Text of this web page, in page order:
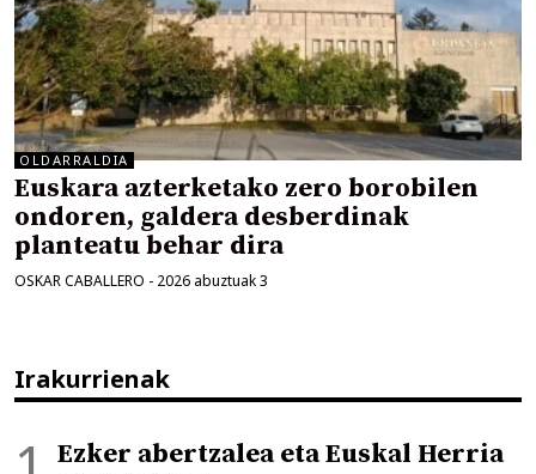
OLDARRALDIA
Euskara azterketako zero borobilen
ondoren, galdera desberdinak
planteatu behar dira
OSKAR CABALLERO - 2026 abuztuak 3
Irakurrienak
Ezker abertzalea eta Euskal Herria